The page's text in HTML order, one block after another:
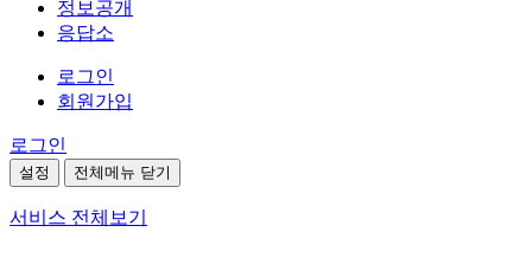
정보공개
응답소
로그인
회원가입
로그인
설정 전체메뉴 닫기
서비스 전체보기